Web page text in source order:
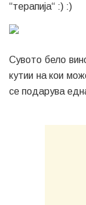
“терапија“ :) :)
Сувото бело
кутии на кои
се подарува